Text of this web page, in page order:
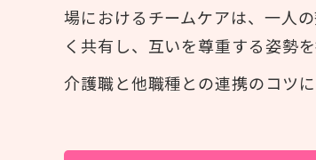
場におけるチームケアは、一人
く共有し、互いを尊重する姿勢
介護職と他職種との連携のコツ